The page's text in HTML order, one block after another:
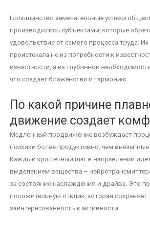
Большинство замечательные успехи
производились субъектами, которые
удовольствие от самого процесса труда.
проистекала не из потребности к
известности, а из глубинной
что создает блаженство и гармонию.
По какой причине
движение создает
Медленный продвижение возбуждает
психики более продуктивно, чем внезапные
Каждый крошечный шаг в направлении
выделением вещества –
за состояние наслаждения и драйва. Это
положительную отклик, которая сохраняет
заинтересованность к активности.